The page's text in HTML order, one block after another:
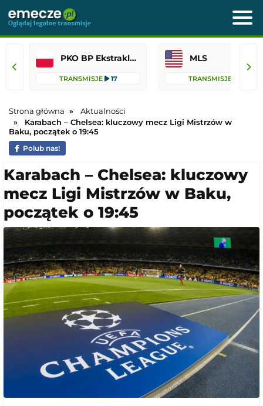
PKO BP Ekstraklasa
TRANSMISJE 17
MLS
TRANSMISJE
Strona główna
Aktualności
Karabach – Chelsea: kluczowy mecz Ligi Mistrzów w
Baku, początek o 19:45
Polub nas!
Karabach – Chelsea: kluczowy
mecz Ligi Mistrzów w Baku,
początek o 19:45